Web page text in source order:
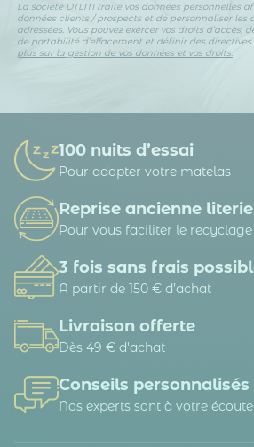
La société DTLM traite vos données personnelles
données clients / prospects et de personnaliser les
adressées. Vous pouvez exercer vos droits d’accès,
de portabilité d’effacement et définir des
plus sur la gestion de vos données et vos droits.
100 nuits d’essai
Pour adopter votre matelas
Reprise ancienne literie
Pour vous faciliter le recyclage
3 fois sans frais
A partir de 150 € d’achat
Livraison offerte
Dès 49 € d'achat
Conseils personnalisés
Nos experts sont à votre écoute